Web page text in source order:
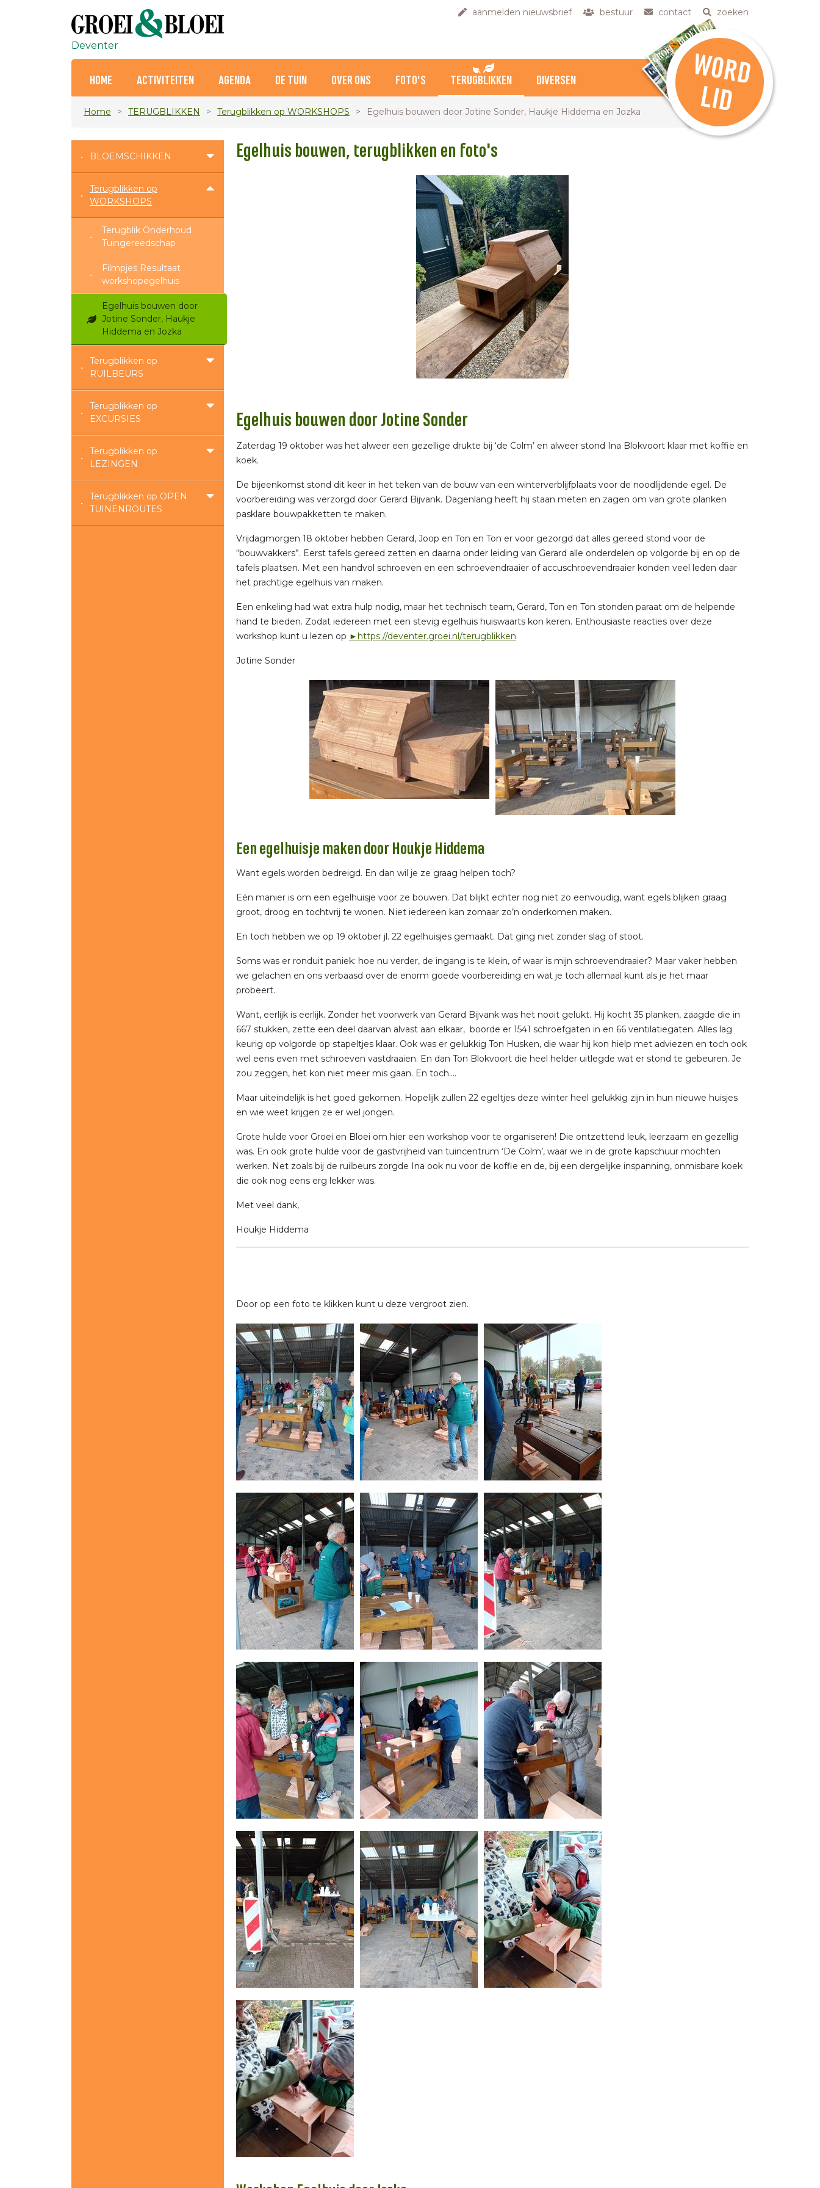
aanmelden nieuwsbrief bestuur contact zoeken
Deventer
HOME ACTIVITEITEN AGENDA DE TUIN OVER ONS FOTO'S TERUGBLIKKEN DIVERSEN W
O
R
D
L
ID
Home TERUGBLIKKEN Terugblikken op WORKSHOPS Egelhuis bouwen door Jotine Sonder, Haukje Hiddema en Jozka
BLOEMSCHIKKEN
Terugblikken op
WORKSHOPS
Terugblik Onderhoud
Tuingereedschap
Filmpjes Resultaat
workshopegelhuis
Egelhuis bouwen door
Jotine Sonder, Haukje
Hiddema en Jozka
Terugblikken op
RUILBEURS
Terugblikken op
EXCURSIES
Terugblikken op
LEZINGEN
Terugblikken op OPEN
TUINENROUTES
Egelhuis bouwen, terugblikken en foto's
Egelhuis bouwen door Jotine Sonder
Zaterdag 19 oktober was het alweer een gezellige drukte bij ‘de Colm’ en alweer stond Ina Blokvoort klaar met koffie en
koek.
De bijeenkomst stond dit keer in het teken van de bouw van een winterverblijfplaats voor de noodlijdende egel. De
voorbereiding was verzorgd door Gerard Bijvank. Dagenlang heeft hij staan meten en zagen om van grote planken
pasklare bouwpakketten te maken.
Vrijdagmorgen 18 oktober hebben Gerard, Joop en Ton en Ton er voor gezorgd dat alles gereed stond voor de
“bouwvakkers”. Eerst tafels gereed zetten en daarna onder leiding van Gerard alle onderdelen op volgorde bij en op de
tafels plaatsen. Met een handvol schroeven en een schroevendraaier of accuschroevendraaier konden veel leden daar
het prachtige egelhuis van maken.
Een enkeling had wat extra hulp nodig, maar het technisch team, Gerard, Ton en Ton stonden paraat om de helpende
hand te bieden. Zodat iedereen met een stevig egelhuis huiswaarts kon keren. Enthousiaste reacties over deze
workshop kunt u lezen op ►https://deventer.groei.nl/terugblikken
Jotine Sonder
Een egelhuisje maken door Houkje Hiddema
Want egels worden bedreigd. En dan wil je ze graag helpen toch?
Eén manier is om een egelhuisje voor ze bouwen. Dat blijkt echter nog niet zo eenvoudig, want egels blijken graag
groot, droog en tochtvrij te wonen. Niet iedereen kan zomaar zo’n onderkomen maken.
En toch hebben we op 19 oktober jl. 22 egelhuisjes gemaakt. Dat ging niet zonder slag of stoot.
Soms was er ronduit paniek: hoe nu verder, de ingang is te klein, of waar is mijn schroevendraaier? Maar vaker hebben
we gelachen en ons verbaasd over de enorm goede voorbereiding en wat je toch allemaal kunt als je het maar
probeert.
Want, eerlijk is eerlijk. Zonder het voorwerk van Gerard Bijvank was het nooit gelukt. Hij kocht 35 planken, zaagde die in
667 stukken, zette een deel daarvan alvast aan elkaar, boorde er 1541 schroefgaten in en 66 ventilatiegaten. Alles lag
keurig op volgorde op stapeltjes klaar. Ook was er gelukkig Ton Husken, die waar hij kon hielp met adviezen en toch ook
wel eens even met schroeven vastdraaien. En dan Ton Blokvoort die heel helder uitlegde wat er stond te gebeuren. Je
zou zeggen, het kon niet meer mis gaan. En toch….
Maar uiteindelijk is het goed gekomen. Hopelijk zullen 22 egeltjes deze winter heel gelukkig zijn in hun nieuwe huisjes
en wie weet krijgen ze er wel jongen.
Grote hulde voor Groei en Bloei om hier een workshop voor te organiseren! Die ontzettend leuk, leerzaam en gezellig
was. En ook grote hulde voor de gastvrijheid van tuincentrum ‘De Colm’, waar we in de grote kapschuur mochten
werken. Net zoals bij de ruilbeurs zorgde Ina ook nu voor de koffie en de, bij een dergelijke inspanning, onmisbare koek
die ook nog eens erg lekker was.
Met veel dank,
Houkje Hiddema
Door op een foto te klikken kunt u deze vergroot zien.